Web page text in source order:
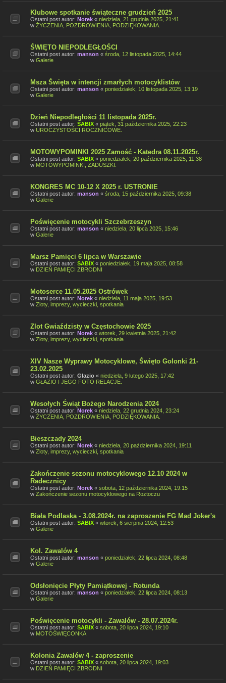
Klubowe spotkanie świąteczne grudzień 2025
Ostatni post autor: Norek « niedziela, 21 grudnia 2025, 21:41
w ŻYCZENIA, POZDROWIENIA, PODZIĘKOWANIA.
ŚWIĘTO NIEPODLEGŁOŚCI
Ostatni post autor: manson « środa, 12 listopada 2025, 14:44
w Galerie
Msza Święta w intencji zmarłych motocyklistów
Ostatni post autor: manson « poniedziałek, 10 listopada 2025, 13:19
w Galerie
Dzień Niepodległości 11 listopada 2025r.
Ostatni post autor: SABIX « piątek, 31 października 2025, 22:23
w UROCZYSTOŚCI ROCZNICOWE.
MOTOWYPOMINKI 2025 Zamość - Katedra 08.11.2025r.
Ostatni post autor: SABIX « poniedziałek, 20 października 2025, 11:38
w MOTOWYPOMINKI, ZADUSZKI.
KONGRES MC 10-12 X 2025 r. USTRONIE
Ostatni post autor: manson « środa, 15 października 2025, 09:38
w Galerie
Poświęcenie motocykli Szczebrzeszyn
Ostatni post autor: manson « niedziela, 20 lipca 2025, 15:46
w Galerie
Marsz Pamięci 6 lipca w Warszawie
Ostatni post autor: SABIX « poniedziałek, 19 maja 2025, 08:58
w DZIEŃ PAMIĘCI ZBRODNI
Motoserce 11.05.2025 Ostrówek
Ostatni post autor: Norek « niedziela, 11 maja 2025, 19:53
w Zloty, imprezy, wycieczki, spotkania
Zlot Gwiaździsty w Częstochowie 2025
Ostatni post autor: Norek « wtorek, 29 kwietnia 2025, 21:42
w Zloty, imprezy, wycieczki, spotkania
XIV Nasze Wyprawy Motocyklowe, Święto Golonki 21-
23.02.2025
Ostatni post autor: Głazio « niedziela, 9 lutego 2025, 17:42
w GŁAZIO I JEGO FOTO RELACJE.
Wesołych Świąt Bożego Narodzenia 2024
Ostatni post autor: Norek « niedziela, 22 grudnia 2024, 23:24
w ŻYCZENIA, POZDROWIENIA, PODZIĘKOWANIA.
Bieszczady 2024
Ostatni post autor: Norek « niedziela, 20 października 2024, 19:11
w Zloty, imprezy, wycieczki, spotkania
Zakończenie sezonu motocyklowego 12.10 2024 w
Radecznicy
Ostatni post autor: Norek « sobota, 12 października 2024, 19:15
w Zakończenie sezonu motocyklowego na Roztoczu
Biała Podlaska - 3.08.2024r. na zaproszenie FG Mad Joker's
Ostatni post autor: SABIX « wtorek, 6 sierpnia 2024, 12:53
w Galerie
Kol. Zawalów 4
Ostatni post autor: manson « poniedziałek, 22 lipca 2024, 08:48
w Galerie
Odsłonięcie Płyty Pamiątkowej - Rotunda
Ostatni post autor: manson « poniedziałek, 22 lipca 2024, 08:13
w Galerie
Poświęcenie motocykli - Zawalów - 28.07.2024r.
Ostatni post autor: SABIX « sobota, 20 lipca 2024, 19:10
w MOTOŚWIĘCONKA
Kolonia Zawalów 4 - zaproszenie
Ostatni post autor: SABIX « sobota, 20 lipca 2024, 19:03
w DZIEŃ PAMIĘCI ZBRODNI